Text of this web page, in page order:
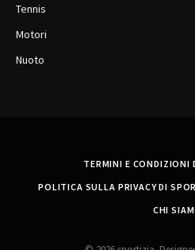
Tennis
Motori
Nuoto
TERMINI E CONDIZIONI
POLITICA SULLA PRIVACY DI
CHI